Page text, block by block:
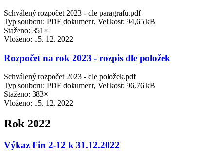
Schválený rozpočet 2023 - dle paragrafů.pdf
Typ souboru: PDF dokument, Velikost: 94,65 kB
Staženo: 351×
Vloženo: 15. 12. 2022
Rozpočet na rok 2023 - rozpis dle položek
Schválený rozpočet 2023 - dle položek.pdf
Typ souboru: PDF dokument, Velikost: 96,76 kB
Staženo: 383×
Vloženo: 15. 12. 2022
Rok 2022
Výkaz Fin 2-12 k 31.12.2022